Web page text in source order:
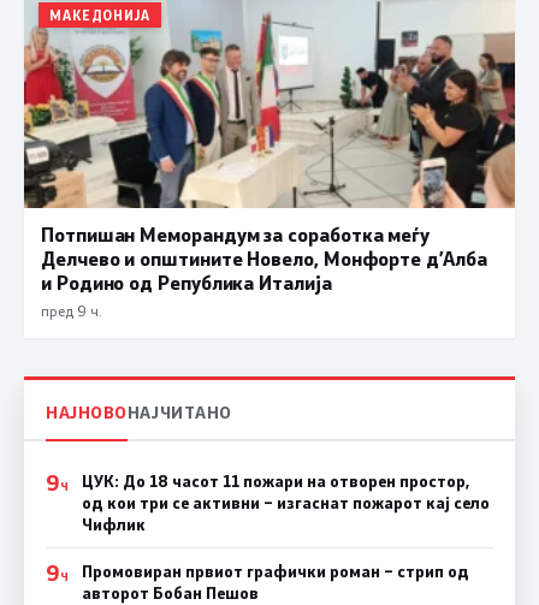
МАКЕДОНИЈА
Потпишан Меморандум за соработка меѓу
Делчево и општините Новело, Монфорте д’Алба
и Родино од Република Италија
пред 9 ч.
НАЈНОВОНАЈЧИТАНО
9Ч
ЦУК: До 18 часот 11 пожари на отворен простор,
од кои три се активни – изгаснат пожарот кај село
Чифлик
9Ч
Промовиран првиот графички роман – стрип од
авторот Бобан Пешов